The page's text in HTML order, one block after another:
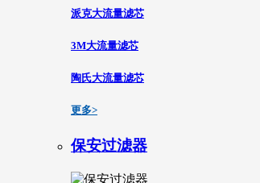
派克大流量滤芯
3M大流量滤芯
陶氏大流量滤芯
更多>
保安过滤器